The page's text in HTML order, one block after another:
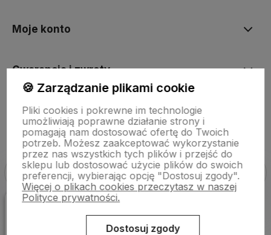
Moje konto
Gwarancja i zwroty
O firmie
🍪 Zarządzanie plikami cookie
Pliki cookies i pokrewne im technologie
umożliwiają poprawne działanie strony i
pomagają nam dostosować ofertę do Twoich
potrzeb. Możesz zaakceptować wykorzystanie
przez nas wszystkich tych plików i przejść do
sklepu lub dostosować użycie plików do swoich
preferencji, wybierając opcję "Dostosuj zgody".
Więcej o plikach cookies przeczytasz w naszej
Polityce prywatności.
Dostosuj zgody